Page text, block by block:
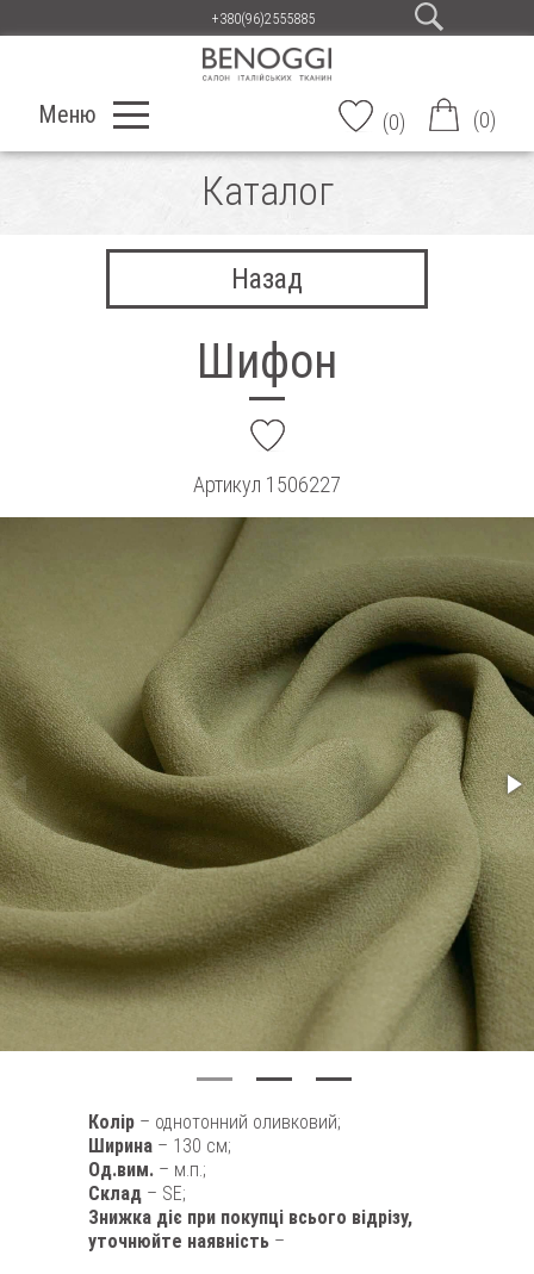
+380(96)2555885
Меню (0) (0)
Каталог
Назад
Шифон
Артикул 1506227
Колір – однотонний оливковий;
Ширина – 130 см;
Од.вим. – м.п.;
Склад – SE;
Знижка діє при покупці всього відрізу,
уточнюйте наявність –